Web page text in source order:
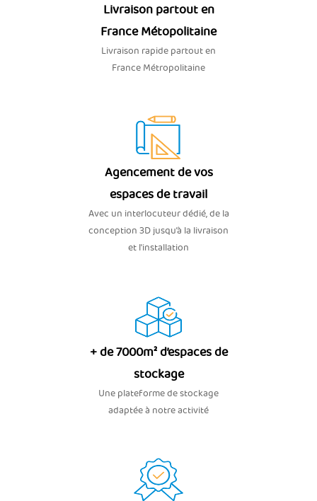
Livraison partout en
France Métopolitaine
Livraison rapide partout en
France Métropolitaine
Agencement de vos
espaces de travail
Avec un interlocuteur dédié, de la
conception 3D jusqu’à la livraison
et l'installation
+ de 7000m² d’espaces de
stockage
Une plateforme de stockage
adaptée à notre activité